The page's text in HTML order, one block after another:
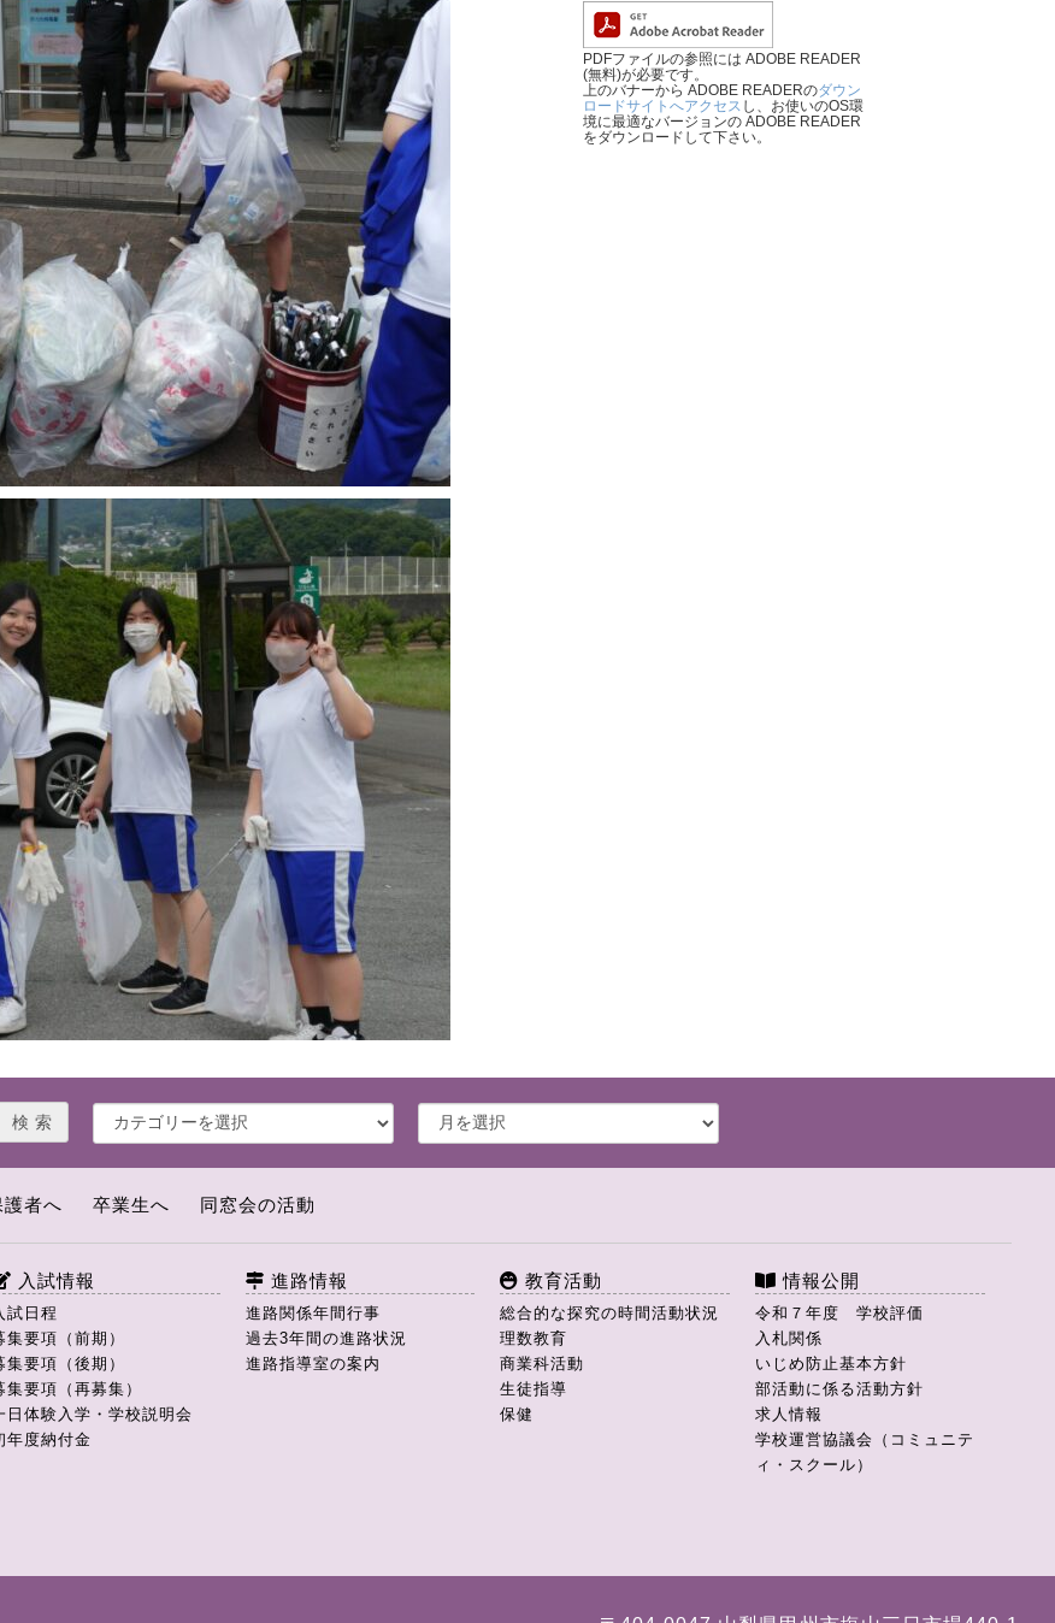
PDFファイルの参照には ADOBE READER
(無料)が必要です。
上のバナーから ADOBE READERのダウン
ロードサイトへアクセス し、お使いのOS環
境に最適なバージョンの ADOBE READER
をダウンロードして下さい。
者へ 卒業生へ 同窓会の活動
入試情報
試日程
集要項（前期）
集要項（後期）
集要項（再募集）
日体験入学・学校説明会
年度納付金
進路情報
進路関係年間行事
過去3年間の進路状況
進路指導室の案内
教育活動
総合的な探究の時間活動状況
理数教育
商業科活動
生徒指導
保健
情報公開
令和７年度 学校評価
入札関係
いじめ防止基本方針
部活動に係る活動方針
求人情報
学校運営協議会（コミュニテ
ィ・スクール）